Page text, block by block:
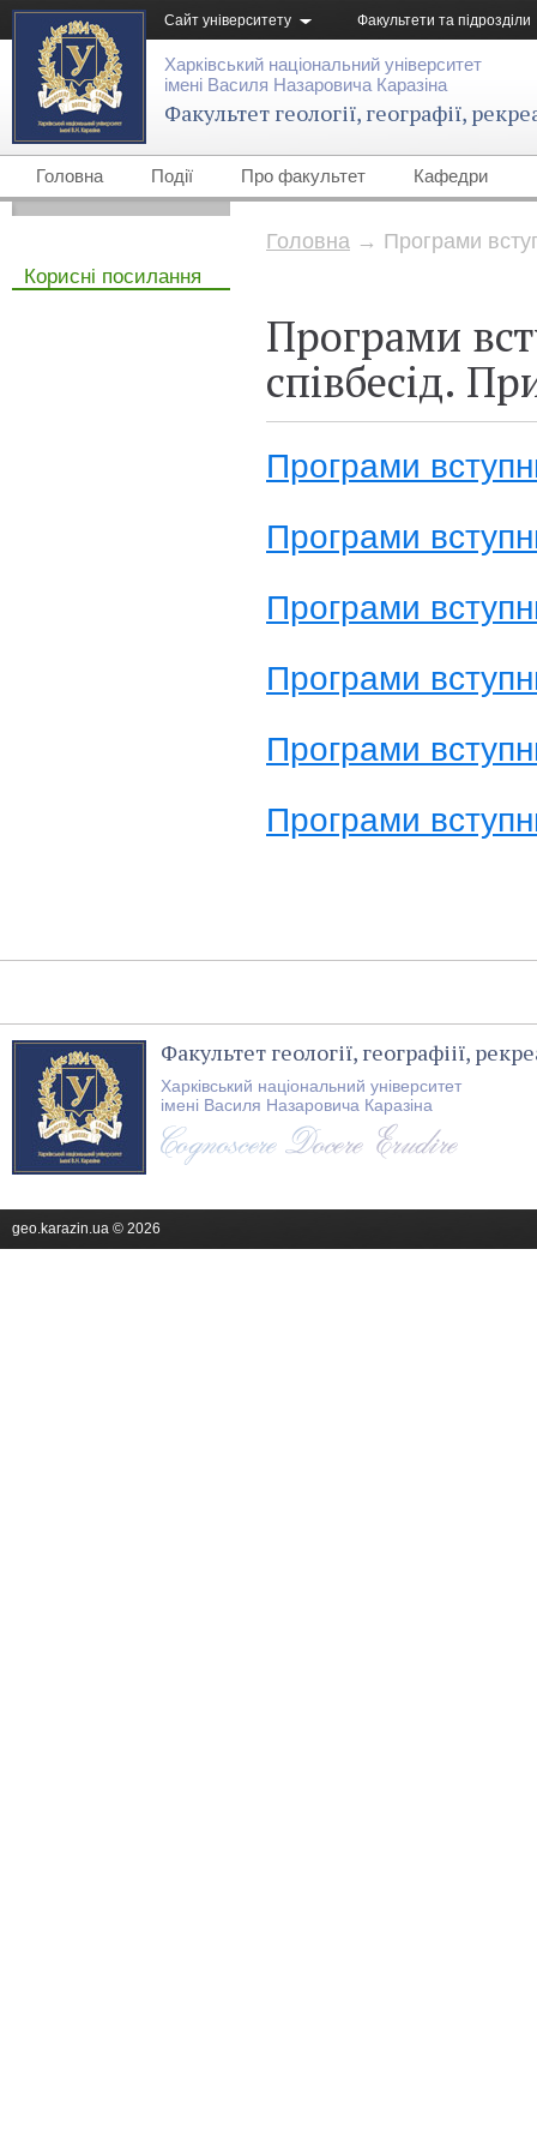
Сайт університету Факультети та підрозділи
Харківський національний університет
імені Василя Назаровича Каразіна
Факультет геології, географії,
Головна Події Про факультет Кафедри
Головна → Програми
Програми
співбесід.
Програми
Програми
Програми
Програми
Програми
Програми
Корисні посилання
Факультет геології, географіії,
Харківський національний університет
імені Василя Назаровича Каразіна
geo.karazin.ua © 2026